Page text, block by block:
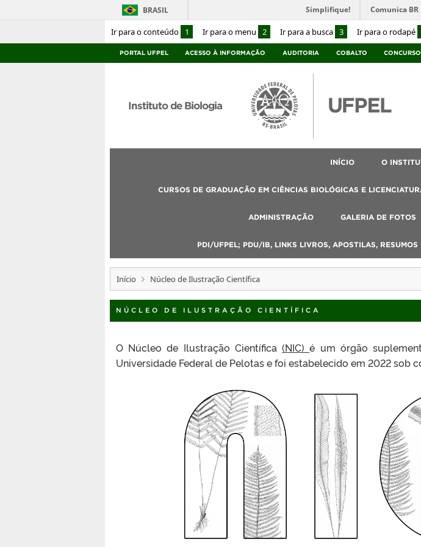
Ir para o conteúdo 1 Ir para o menu 2 Ir para a busca 3 Ir para o rodapé
BRASIL Simplifique! Comunica BR
PORTAL UFPEL ACESSO À INFORMAÇÃO AUDITORIA COBALTO
Instituto de Biologia
INÍCIO O
CURSOS DE GRADUAÇÃO EM CIÊNCIAS BIOLÓGICAS E
ADMINISTRAÇÃO GALERIA DE FOTOS
PDI/UFPEL; PDU/IB, LINKS LIVROS, APOSTILAS, RESUMOS
Início Núcleo de Ilustração Científica
NÚCLEO DE ILUSTRAÇÃO CIENTÍFICA
O Núcleo de Ilustração Científica(NIC)é um órgão
Universidade Federal de Pelotas e foi estabelecido em 2022 sob